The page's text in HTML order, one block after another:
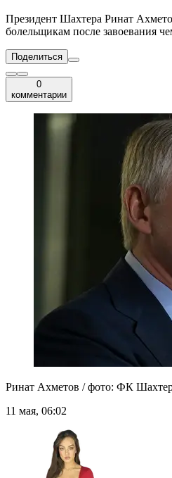
Президент Шахтера Ринат
болельщикам после завоевания
Поделиться
0
комментарии
Ринат Ахметов / фото: ФК
11 мая, 06:02